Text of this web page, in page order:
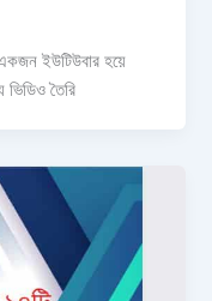
ইউটিউবার হয়ে
তৈরি